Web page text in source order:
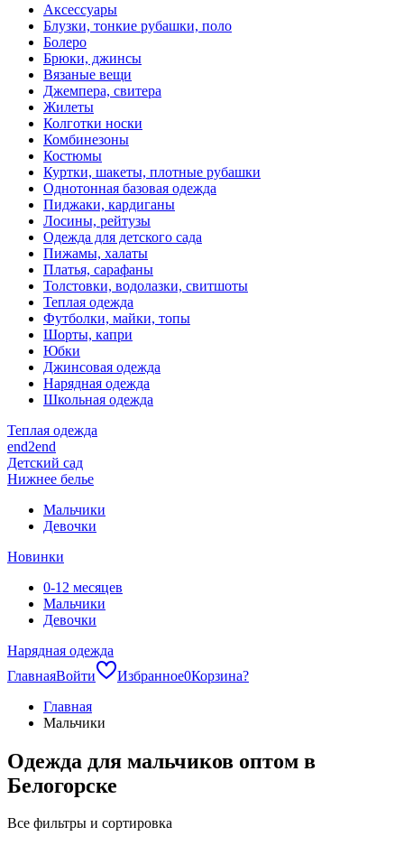
Аксессуары
Блузки, тонкие рубашки, поло
Болеро
Брюки, джинсы
Вязаные вещи
Джемпера, свитера
Жилеты
Колготки носки
Комбинезоны
Костюмы
Куртки, шакеты, плотные рубашки
Однотонная базовая одежда
Пиджаки, кардиганы
Лосины, рейтузы
Одежда для детского сада
Пижамы, халаты
Платья, сарафаны
Толстовки, водолазки, свитшоты
Теплая одежда
Футболки, майки, топы
Шорты, капри
Юбки
Джинсовая одежда
Нарядная одежда
Школьная одежда
Теплая одежда
end2end
Детский сад
Нижнее белье
Мальчики
Девочки
Новинки
0-12 месяцев
Мальчики
Девочки
Нарядная одежда
ГлавнаяВойти Избранное0Корзина?
Главная
Мальчики
Одежда для мальчиков оптом в
Белогорске
Все фильтры и сортировка